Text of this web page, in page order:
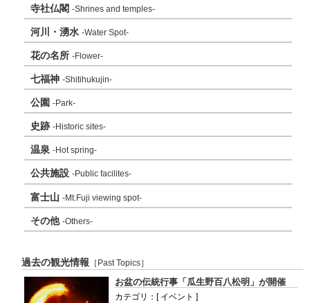
寺社仏閣 -Shrines and temples-
河川・湧水 -Water Spot-
花の名所 -Flower-
七福神 -Shitihukujin-
公園 -Park-
史跡 -Historic sites-
温泉 -Hot spring-
公共施設 -Public facilites-
富士山 -Mt.Fuji viewing spot-
その他 -Others-
過去の観光情報 ［Past Topics］
お盆の伝統行事「瓜生野百八松明」が開催
カテゴリ：[ イベント ]